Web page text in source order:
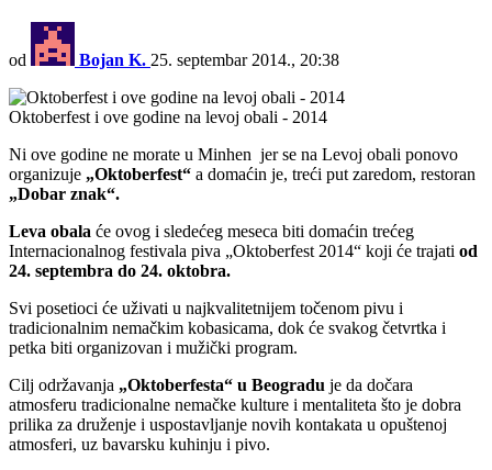
od Bojan K. 25. septembar 2014., 20:38
Oktoberfest i ove godine na levoj obali - 2014
Ni ove godine ne morate u Minhen jer se na Levoj obali ponovo
organizuje „Oktoberfest“ a domaćin je, treći put zaredom, restoran
„Dobar znak“.
Leva obala će ovog i sledećeg meseca biti domaćin trećeg
Internacionalnog festivala piva „Oktoberfest 2014“ koji će trajati od
24. septembra do 24. oktobra.
Svi posetioci će uživati u najkvalitetnijem točenom pivu i
tradicionalnim nemačkim kobasicama, dok će svakog četvrtka i
petka biti organizovan i mužički program.
Cilj održavanja „Oktoberfesta“ u Beogradu je da dočara
atmosferu tradicionalne nemačke kulture i mentaliteta što je dobra
prilika za druženje i uspostavljanje novih kontakata u opuštenoj
atmosferi, uz bavarsku kuhinju i pivo.